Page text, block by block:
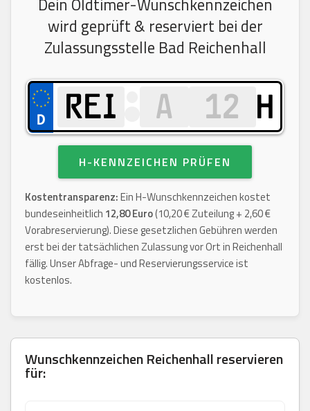
wird geprüft & reserviert bei der
Zulassungsstelle Bad Reichenhall
H
H-KENNZEICHEN PRÜFEN
Kostentransparenz:Ein H-Wunschkennzeichen kostet
bundeseinheitlich 12,80 Euro(10,20 € Zuteilung + 2,60 €
Vorabreservierung). Diese gesetzlichen Gebühren werden
erst bei der tatsächlichen Zulassung vor Ort in Reichenhall
fällig. Unser Abfrage- und Reservierungsservice ist
kostenlos.
WunschkennzeichenReichenhallreservieren
für: